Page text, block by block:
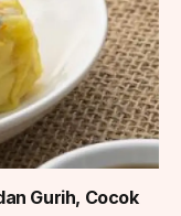
Gurih, Cocok